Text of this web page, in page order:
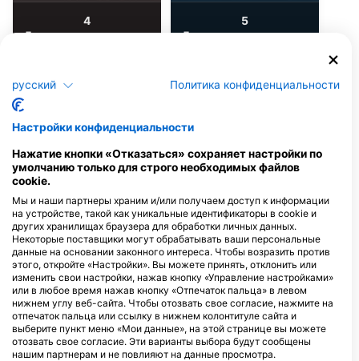
4
Достопримечательности
5
Достопримечательности
Дайв-центры, обслуживающие этот
дайв-сайт
AOTEAROA DIVE
1122 Eruera Street, 3010 Rotorua,
НОВАЯ ЗЕЛАНДИЯ
DIVE NOW
41 Clyde Street, 0110 Whangarei,
НОВАЯ ЗЕЛАНДИЯ
русский Политика конфиденциальности
Настройки конфиденциальности
Нажатие кнопки «Отказаться» сохраняет настройки по
умолчанию только для строго необходимых файлов
cookie.
Мы и наши партнеры храним и/или получаем доступ к информации
на устройстве, такой как уникальные идентификаторы в cookie и
других хранилищах браузера для обработки личных данных.
Некоторые поставщики могут обрабатывать ваши персональные
данные на основании законного интереса. Чтобы возразить против
этого, откройте «Настройки». Вы можете принять, отклонить или
изменить свои настройки, нажав кнопку «Управление настройками»
или в любое время нажав кнопку «Отпечаток пальца» в левом
нижнем углу веб-сайта. Чтобы отозвать свое согласие, нажмите на
отпечаток пальца или ссылку в нижнем колонтитуле сайта и
выберите пункт меню «Мои данные», на этой странице вы можете
отозвать свое согласие. Эти варианты выбора будут сообщены
нашим партнерам и не повлияют на данные просмотра.